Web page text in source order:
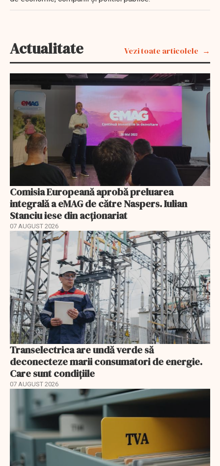
Actualitate Vezi toate articolele
Comisia Europeană aprobă preluarea
integrală a eMAG de către Naspers. Iulian
Stanciu iese din acționariat
07 AUGUST 2026
Transelectrica are undă verde să
deconecteze marii consumatori de energie.
Care sunt condițiile
07 AUGUST 2026